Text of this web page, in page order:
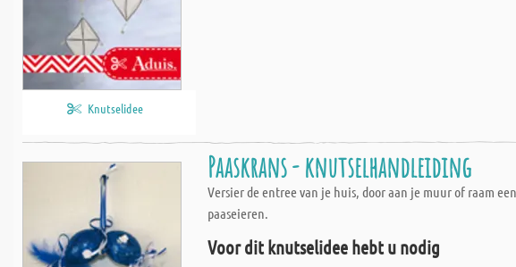
Knutselidee
Paaskrans - knutselhandleiding
Versier de entree van je huis, door aan je muur of raam
paaseieren.
Voor dit knutselidee hebt u nodig